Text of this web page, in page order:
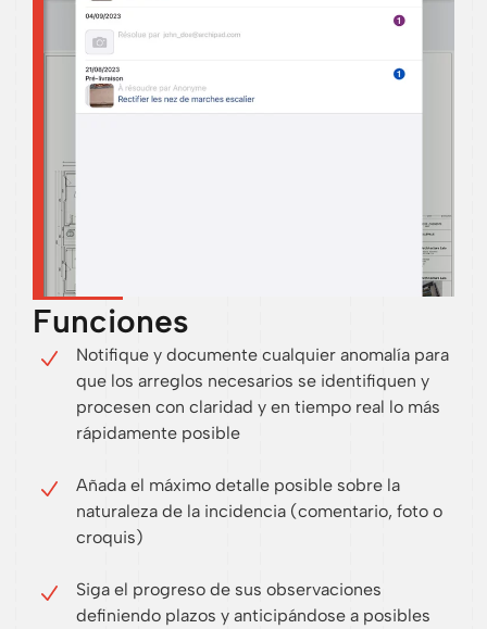
Funciones
Notifique y documente cualquier anomalía para
que los arreglos necesarios se identifiquen y
procesen con claridad y en tiempo real lo más
rápidamente posible
Añada el máximo detalle posible sobre la
naturaleza de la incidencia (comentario, foto o
croquis)
Siga el progreso de sus observaciones
definiendo plazos y anticipándose a posibles